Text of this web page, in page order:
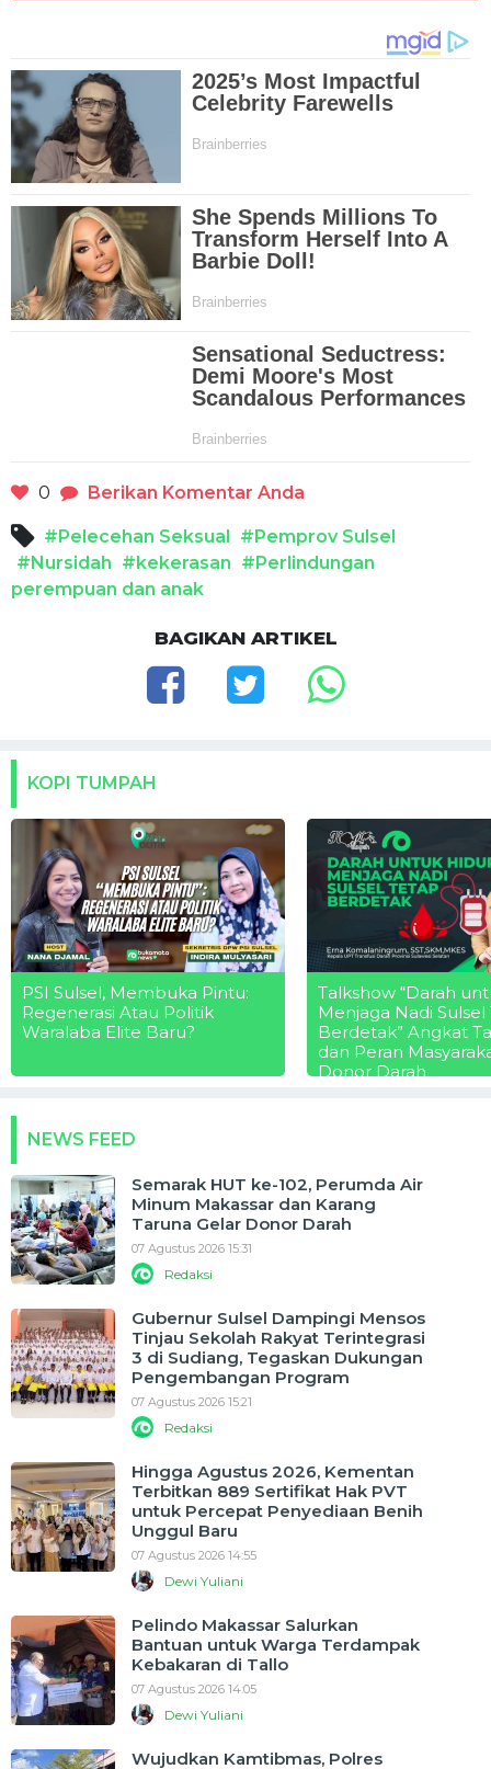
0 Berikan Komentar Anda
#Pelecehan Seksual #Pemprov Sulsel
#Nursidah #kekerasan #Perlindungan
perempuan dan anak
BAGIKAN ARTIKEL
KOPI TUMPAH
PSI Sulsel, Membuka Pintu:
Regenerasi Atau Politik
Waralaba Elite Baru?
Talkshow “Darah
Menjaga Nadi Sulsel
Berdetak” Angkat
dan Peran
Donor Darah
NEWS FEED
Semarak HUT ke-102, Perumda Air
Minum Makassar dan Karang
Taruna Gelar Donor Darah
07 Agustus 2026 15:31
Redaksi
Gubernur Sulsel Dampingi Mensos
Tinjau Sekolah Rakyat Terintegrasi
3 di Sudiang, Tegaskan Dukungan
Pengembangan Program
07 Agustus 2026 15:21
Redaksi
Hingga Agustus 2026, Kementan
Terbitkan 889 Sertifikat Hak PVT
untuk Percepat Penyediaan Benih
Unggul Baru
07 Agustus 2026 14:55
Dewi Yuliani
Pelindo Makassar Salurkan
Bantuan untuk Warga Terdampak
Kebakaran di Tallo
07 Agustus 2026 14:05
Dewi Yuliani
Wujudkan Kamtibmas, Polres